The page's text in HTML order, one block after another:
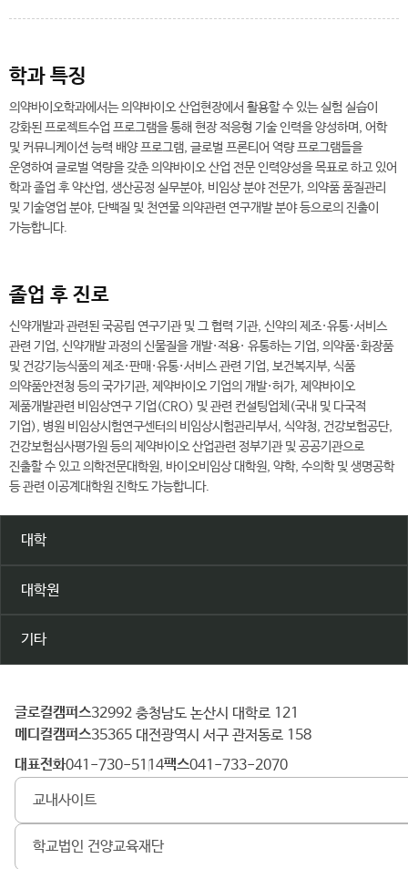
학과 특징
의약바이오학과에서는 의약바이오 산업현장에서 활용할 수 있는 실험 실습이
강화된 프로젝트수업 프로그램을 통해 현장 적응형 기술 인력을 양성하며, 어학
및 커뮤니케이션 능력 배양 프로그램, 글로벌 프론티어 역량 프로그램들을
운영하여 글로벌 역량을 갖춘 의약바이오 산업 전문 인력양성을 목표로 하고 있어
학과 졸업 후 약산업, 생산공정 실무분야, 비임상 분야 전문가, 의약품 품질관리
및 기술영업 분야, 단백질 및 천연물 의약관련 연구개발 분야 등으로의 진출이
가능합니다.
졸업 후 진로
신약개발과 관련된 국공립 연구기관 및 그 협력 기관, 신약의 제조·유통·서비스
관련 기업, 신약개발 과정의 신물질을 개발·적용· 유통하는 기업, 의약품·화장품
및 건강기능식품의 제조·판매·유통·서비스 관련 기업, 보건복지부, 식품
의약품안전청 등의 국가기관, 제약바이오 기업의 개발·허가, 제약바이오
제품개발관련 비임상연구 기업(CRO) 및 관련 컨설팅업체(국내 및 다국적
기업), 병원 비임상시험연구센터의 비임상시험관리부서, 식약청, 건강보험공단,
건강보험심사평가원 등의 제약바이오 산업관련 정부기관 및 공공기관으로
진출할 수 있고 의학전문대학원, 바이오비임상 대학원, 약학, 수의학 및 생명공학
등 관련 이공계대학원 진학도 가능합니다.
대학
대학원
기타
건
양
대
학
글로컬캠퍼스 32992 충청남도 논산시 대학로 121
메디컬캠퍼스 35365 대전광역시 서구 관저동로 158
대표전화 041-730-5114 팩스 041-733-2070
교내사이트
학교법인 건양교육재단